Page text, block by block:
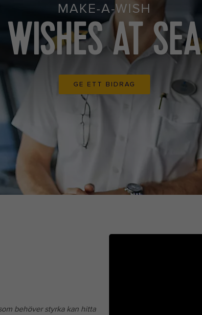
MAKE-A-WISH
WISHES AT SEA
GE ETT BIDRAG
behöver styrka kan hitta